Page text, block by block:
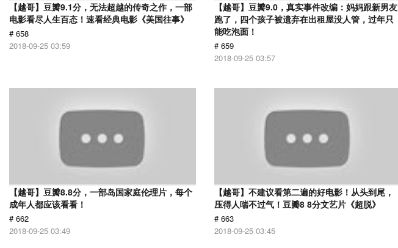
【越哥】豆瓣9.1分，无法超越的传奇之作，一部
电影看尽人生百态！速看经典电影《美国往事》
# 658
2018-09-25 03:59
【越哥】豆瓣9.0，真实事件改编：妈妈跟新男友
跑了，四个孩子被遗弃在出租屋没人管，过年只
能吃泡面！
# 659
2018-09-25 03:57
【越哥】豆瓣8.8分，一部岛国家庭伦理片，每个
成年人都应该看看！
# 662
2018-09-25 03:49
【越哥】不建议看第二遍的好电影！从头到尾，
压得人喘不过气！豆瓣8 8分文艺片《超脱》
# 663
2018-09-25 03:45